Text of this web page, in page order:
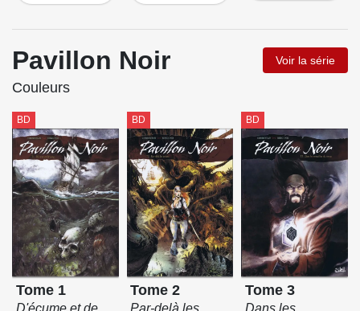
Pavillon Noir Voir la série
Couleurs
BD
Tome 1
D'écume et de
BD
Tome 2
BD
Tome 3
Dans les